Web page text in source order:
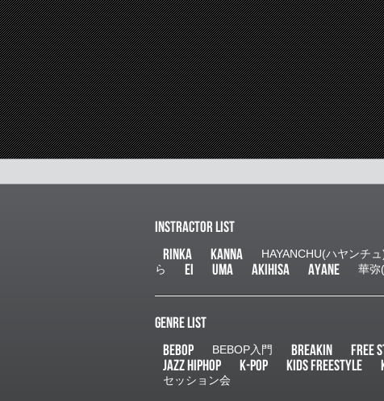
INSTRACTOR LIST
RINKA
KANNA HAYANCHU(ハヤンチュ
ら
EI UMA AKIHISA AYANE 華弥
GENRE LIST
BEBOP
BEBOP入門 BREAKIN FREE
JAZZ HIPHOP
K-POP KIDS FREESTYLE
セッション会